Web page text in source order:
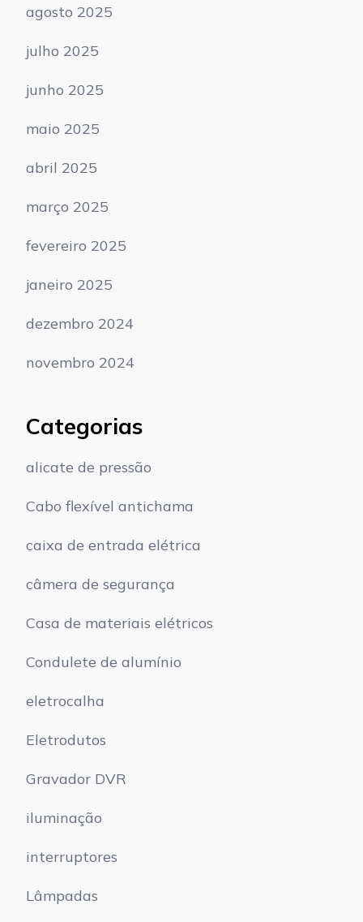
agosto 2025
julho 2025
junho 2025
maio 2025
abril 2025
março 2025
fevereiro 2025
janeiro 2025
dezembro 2024
novembro 2024
Categorias
alicate de pressão
Cabo flexível antichama
caixa de entrada elétrica
câmera de segurança
Casa de materiais elétricos
Condulete de alumínio
eletrocalha
Eletrodutos
Gravador DVR
iluminação
interruptores
Lâmpadas